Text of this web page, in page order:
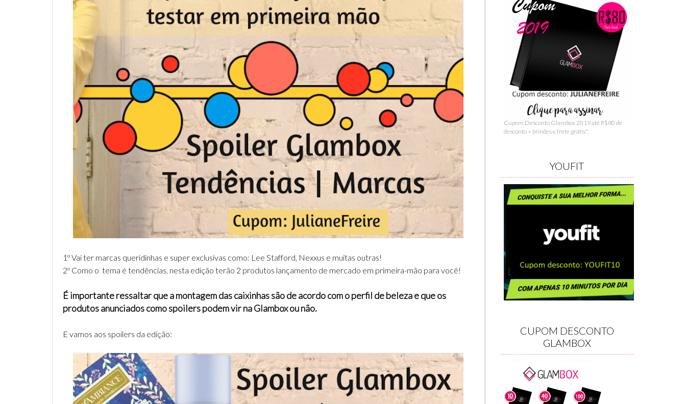
1º Vai ter marcas queridinhas e super exclusivas como: Lee Stafford, Nexxus e muitas outras!
2º Como o tema é tendências, nesta edição terão 2 produtos lançamento de mercado em primeira-mão para você!
É importante ressaltar que a montagem das caixinhas são de acordo com o perfil de beleza e que os
produtos anunciados como spoilers podem vir na Glambox ou não.
E vamos aos spoilers da edição:
Cupom Desconto Glambox 2019 até R$80 de
desconto + brindes e frete grátis*.
YOUFIT
CUPOM DESCONTO
GLAMBOX